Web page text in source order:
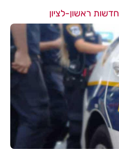
חדשות ראשון-לציון